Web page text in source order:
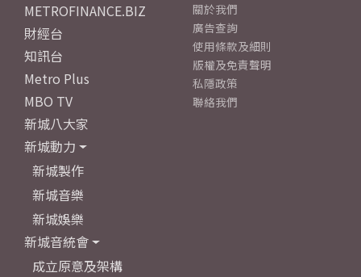
METROFINANCE.BIZ
財經台
知訊台
Metro Plus
MBO TV
新城八大家
新城動力
新城製作
新城音樂
新城娛樂
新城音統會
成立原意及架構
關於我們
廣告查詢
使用條款及細則
版權及免責聲明
私隱政策
聯絡我們